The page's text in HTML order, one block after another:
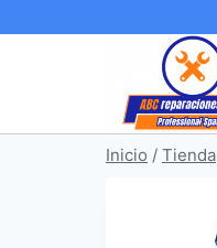
Inicio / Tienda